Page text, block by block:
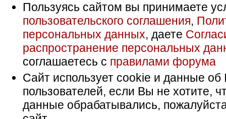
Пользуясь сайтом вы принимаете
пользовательского соглашения,
персональных данных, даете
распространение персональных
соглашаетесь с правилами форума
Сайт использует cookie и данные об
пользователей, если Вы не хотите,
данные обрабатывались,